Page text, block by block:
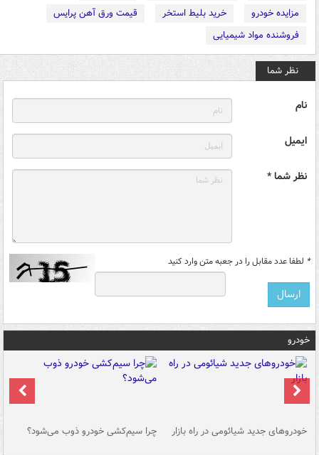
مزایده خودرو
خرید بلیط استخر
قیمت ورق آهن پرایس
فروشنده مواد شیمیایی
نظر شما
نام
ایمیل
نظر شما *
* لطفا عدد مقابل را در جعبه متن وارد کنید
خودرو
خودروهای جدید شیائومی در راه بازار چرا سیم‌کشی خودرو ذوب می‌شود؟